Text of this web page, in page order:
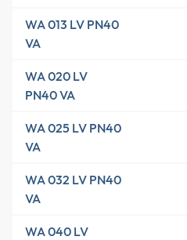
WA 013 LV PN40
VA
WA 020 LV
PN40 VA
WA 025 LV PN40
VA
WA 032 LV PN40
VA
WA 040 LV